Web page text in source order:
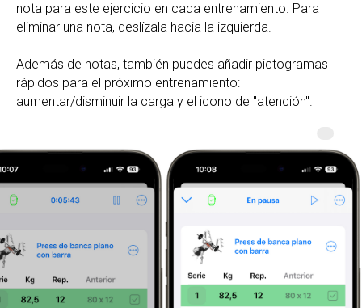
nota para este ejercicio en cada entrenamiento. Para
eliminar una nota, deslízala hacia la izquierda.
Además de notas, también puedes añadir pictogramas
rápidos para el próximo entrenamiento:
aumentar/disminuir la carga y el icono de "atención".